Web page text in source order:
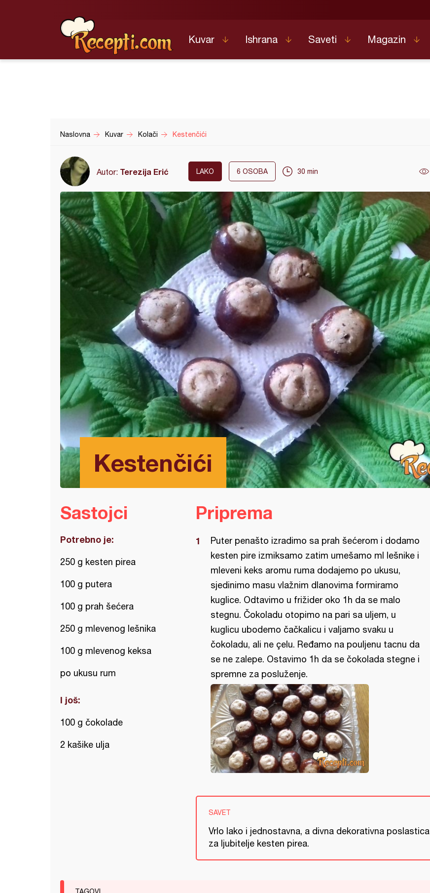
Kuvar Ishrana Saveti Magazin
Naslovna Kuvar Kolači Kestenčići
Autor: Terezija Erić LAKO 6 OSOBA 30 min
Kestenčići
Sastojci
Potrebno je:
250 g kesten pirea
100 g putera
100 g prah šećera
250 g mlevenog lešnika
100 g mlevenog keksa
po ukusu rum
I još:
100 g čokolade
2 kašike ulja
Priprema
Puter penašto izradimo sa prah šećerom i dodamo
kesten pire izmiksamo zatim umešamo ml lešnike i
mleveni keks aromu ruma dodajemo po ukusu,
sjedinimo masu vlažnim dlanovima formiramo
kuglice. Odtavimo u frižider oko 1h da se malo
stegnu. Čokoladu otopimo na pari sa uljem, u
kuglicu ubodemo čačkalicu i valjamo svaku u
čokoladu, ali ne çelu. Ređamo na pouljenu tacnu da
se ne zalepe. Ostavimo 1h da se čokolada stegne i
spremne za posluženje.
SAVET
Vrlo lako i jednostavna, a divna dekorativna poslastica
za ljubitelje kesten pirea.